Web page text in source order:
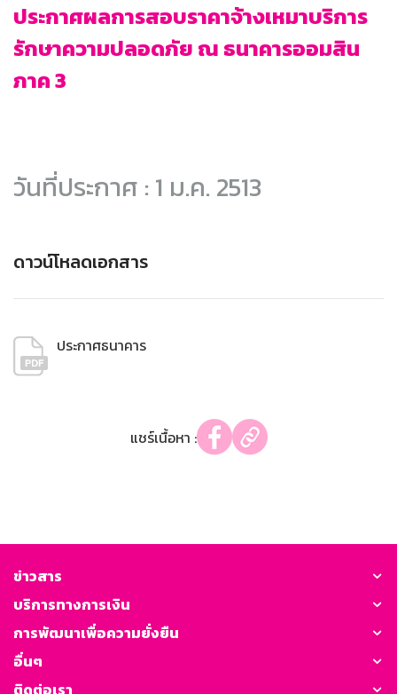
ประกาศผลการสอบราคาจ้างเหมาบริการ
รักษาความปลอดภัย ณ ธนาคารออมสิน
ภาค 3
วันที่ประกาศ : 1 ม.ค. 2513
ดาวน์โหลดเอกสาร
ประกาศธนาคาร
แชร์เนื้อหา :
ข่าวสาร
บริการทางการเงิน
การพัฒนาเพื่อความยั่งยืน
อื่นๆ